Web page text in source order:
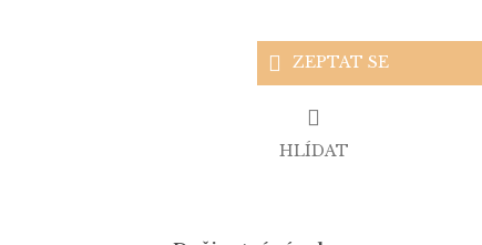
ZEPTAT SE
HLÍDAT